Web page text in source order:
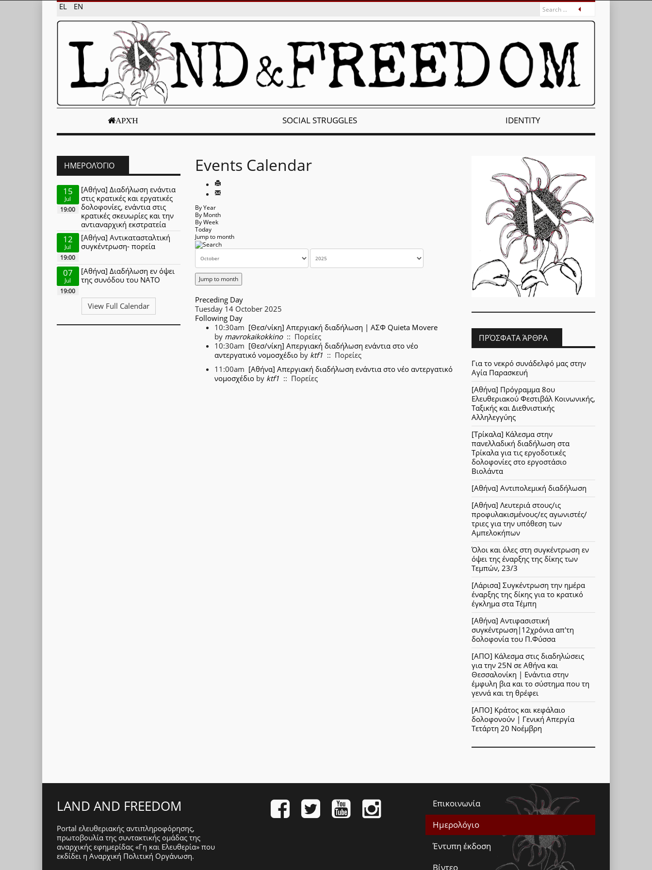
EL EN
ΑΡΧΉ SOCIAL STRUGGLES IDENTITY
Events Calendar
By Year
By Month
By Week
Today
Jump to month
Jump to month
Preceding Day
Tuesday 14 October 2025
Following Day
10:30am [Θεσ/νίκη] Απεργιακή διαδήλωση | ΑΣΦ Quieta Movere
by mavrokaikokkino:: Πορείες
10:30am [Θεσ/νίκη] Απεργιακή διαδήλωση ενάντια στο νέο
αντεργατικό νομοσχέδιο by ktf1 :: Πορείες
11:00am [Αθήνα] Απεργιακή διαδήλωση ενάντια στο νέο αντεργατικό
νομοσχέδιο by ktf1 :: Πορείες
ΗΜΕΡΟΛΌΓΙΟ
15
Jul
19:00
[Αθήνα] Διαδήλωση ενάντια
στις κρατικές και εργατικές
δολοφονίες, ενάντια στις
κρατικές σκευωρίες και την
αντιαναρχική εκστρατεία
12
Jul
19:00
[Αθήνα] Αντικατασταλτική
συγκέντρωση- πορεία
07
Jul
19:00
[Αθήνα] Διαδήλωση εν όψει
της συνόδου του ΝΑΤΟ
View Full Calendar
ΠΡΌΣΦΑΤΑ ΆΡΘΡΑ
Για το νεκρό συνάδελφό μας στην
Αγία Παρασκευή
[Αθήνα] Πρόγραμμα 8ου
Ελευθεριακού Φεστιβάλ Κοινωνικής,
Ταξικής και Διεθνιστικής
Αλληλεγγύης
[Τρίκαλα] Κάλεσμα στην
πανελλαδική διαδήλωση στα
Τρίκαλα για τις εργοδοτικές
δολοφονίες στο εργοστάσιο
Βιολάντα
[Αθήνα] Αντιπολεμική διαδήλωση
[Αθήνα] Λευτεριά στους/ις
προφυλακισμένους/ες αγωνιστές/
τριες για την υπόθεση των
Αμπελοκήπων
Όλοι και όλες στη συγκέντρωση εν
όψει της έναρξης της δίκης των
Τεμπών, 23/3
[Λάρισα] Συγκέντρωση την ημέρα
έναρξης της δίκης για το κρατικό
έγκλημα στα Τέμπη
[Αθήνα] Αντιφασιστική
συγκέντρωση|12χρόνια απ'τη
δολοφονία του Π.Φύσσα
[ΑΠΟ] Κάλεσμα στις διαδηλώσεις
για την 25Ν σε Αθήνα και
Θεσσαλονίκη | Ενάντια στην
έμφυλη βια και το σύστημα που τη
γεννά και τη θρέφει
[ΑΠΟ] Κράτος και κεφάλαιο
δολοφονούν | Γενική Απεργία
Τετάρτη 20 Νοέμβρη
LAND AND FREEDOM
Portal ελευθεριακής αντιπληροφόρησης,
πρωτοβουλία της συντακτικής ομάδας της
αναρχικής εφημερίδας «Γη και Ελευθερία» που
εκδίδει η Αναρχική Πολιτική Οργάνωση.
Επικοινωνία
Ημερολόγιο
Έντυπη έκδοση
Βίντεο